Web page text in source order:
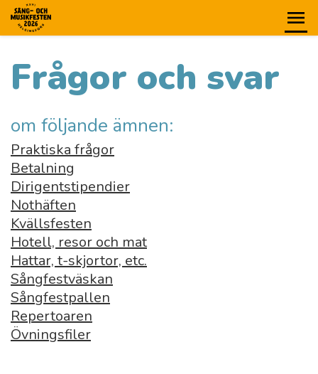
Frågor och svar
om följande ämnen:
Praktiska frågor
Betalning
Dirigentstipendier
Nothäften
Kvällsfesten
Hotell, resor och mat
Hattar, t-skjortor, etc.
Sångfestväskan
Sångfestpallen
Repertoaren
Övningsfiler